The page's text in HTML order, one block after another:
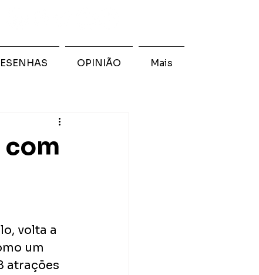
volta a
um
atrações
OPINIÃO Mais